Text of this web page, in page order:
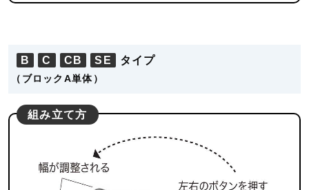
B C CB SE タイプ
（ブロックA単体）
組み立て方